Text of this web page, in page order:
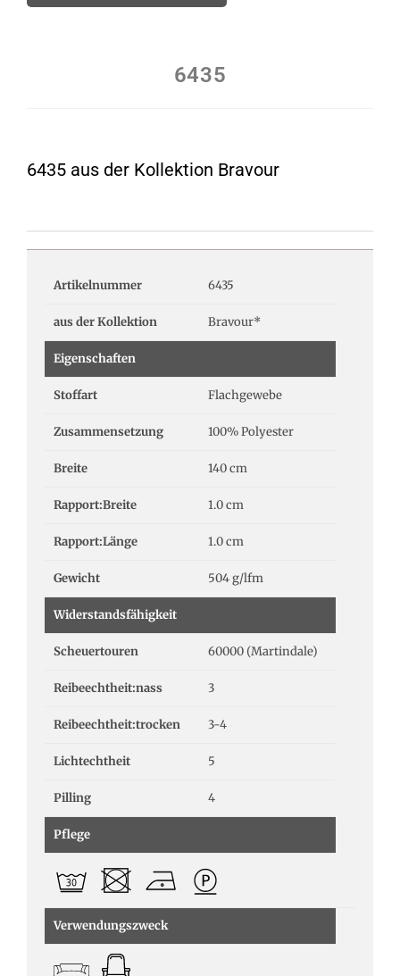
6435
6435 aus der Kollektion Bravour
Artikelnummer 6435
aus der Kollektion Bravour*
Eigenschaften
Stoffart Flachgewebe
Zusammensetzung 100% Polyester
Breite 140 cm
Rapport:Breite 1.0 cm
Rapport:Länge 1.0 cm
Gewicht 504 g/lfm
Widerstandsfähigkeit
Scheuertouren 60000 (Martindale)
Reibeechtheit:nass 3
Reibeechtheit:trocken 3-4
Lichtechtheit 5
Pilling 4
Pflege
Verwendungszweck